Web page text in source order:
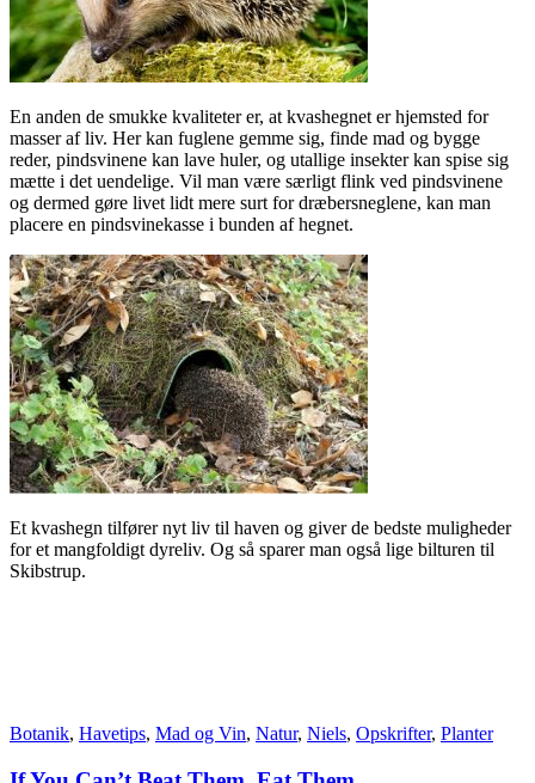
En anden de smukke kvaliteter er, at kvashegnet er hjemsted for
masser af liv. Her kan fuglene gemme sig, finde mad og bygge
reder, pindsvinene kan lave huler, og utallige insekter kan spise sig
mætte i det uendelige. Vil man være særligt flink ved pindsvinene
og dermed gøre livet lidt mere surt for dræbersneglene, kan man
placere en pindsvinekasse i bunden af hegnet.
Et kvashegn tilfører nyt liv til haven og giver de bedste muligheder
for et mangfoldigt dyreliv. Og så sparer man også lige bilturen til
Skibstrup.
Botanik, Havetips, Mad og Vin, Natur, Niels, Opskrifter, Planter